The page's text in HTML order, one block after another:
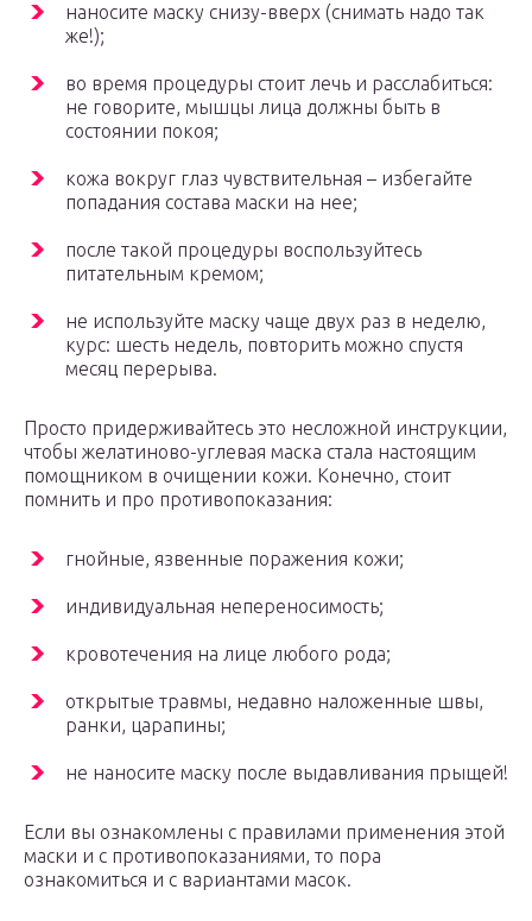
наносите маску снизу-вверх (снимать надо так
же!);
во время процедуры стоит лечь и расслабиться:
не говорите, мышцы лица должны быть в
состоянии покоя;
кожа вокруг глаз чувствительная – избегайте
попадания состава маски на нее;
после такой процедуры воспользуйтесь
питательным кремом;
не используйте маску чаще двух раз в неделю,
курс: шесть недель, повторить можно спустя
месяц перерыва.
Просто придерживайтесь это несложной инструкции,
чтобы желатиново-углевая маска стала настоящим
помощником в очищении кожи. Конечно, стоит
помнить и про противопоказания:
гнойные, язвенные поражения кожи;
индивидуальная непереносимость;
кровотечения на лице любого рода;
открытые травмы, недавно наложенные швы,
ранки, царапины;
не наносите маску после выдавливания прыщей!
Если вы ознакомлены с правилами применения этой
маски и с противопоказаниями, то пора
ознакомиться и с вариантами масок.